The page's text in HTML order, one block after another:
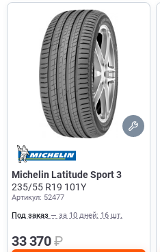
Michelin Latitude Sport 3
235/55 R19 101Y
Артикул: 52477
Под заказ — за 10 дней: 16 шт.
33 370₽